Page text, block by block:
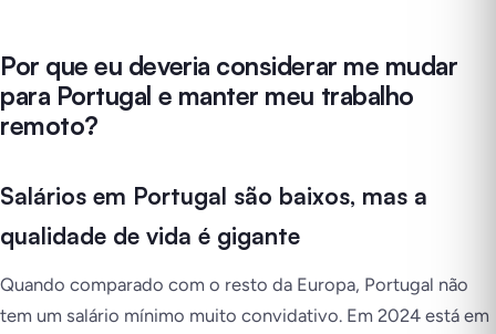
Por que eu deveria considerar me mudar
para Portugal e manter meu trabalho
remoto?
Salários em Portugal são baixos, mas a
qualidade de vida é gigante
Quando comparado com o resto da Europa, Portugal não
tem um salário mínimo muito convidativo. Em 2024 está em